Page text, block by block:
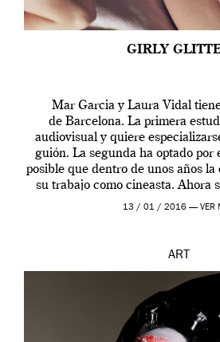
GIRLY
Mar Garcia y Laura Vidal
de Barcelona. La primera
audiovisual y quiere
guión. La segunda ha optado por
posible que dentro de unos años la
su trabajo como cineasta. Ahora
contarnos una
13 / 01 / 2016 — VER
ART